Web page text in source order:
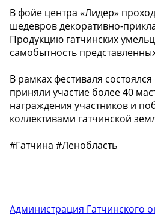
В фойе центра «Лидер»
шедевров декоративно-
Продукцию гатчинских
самобытность
В рамках фестиваля
приняли участие более 40
награждения участников и
коллективами гатчинской
#Гатчина #Ленобласть
Администрация Гатчинского